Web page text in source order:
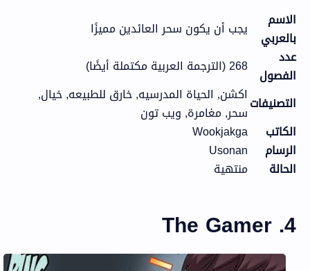
الاسم
بالعربي
يجب أن يكون سحر العائدين مميزًا
عدد
الفصول 268 (الترجمة العربية مكتملة أيضًا)
التصنيفاتاكشن, الحياة المدرسيه, خارق للطبيعه, خيال,
سحر, مغامرة, ويب تون
الكاتب
Wookjakga
الرسام
Usonan
الحالة
منتهية
4. The Gamer